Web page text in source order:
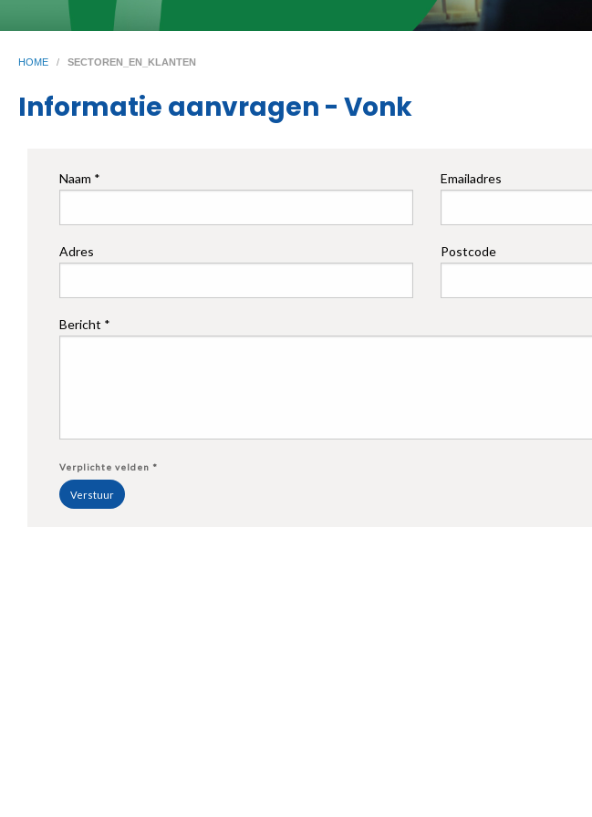
HOME / SECTOREN_EN_KLANTEN
Informatie aanvragen - Vonk
Naam * Emailadres
Adres Postcode
Bericht *
Verplichte velden *